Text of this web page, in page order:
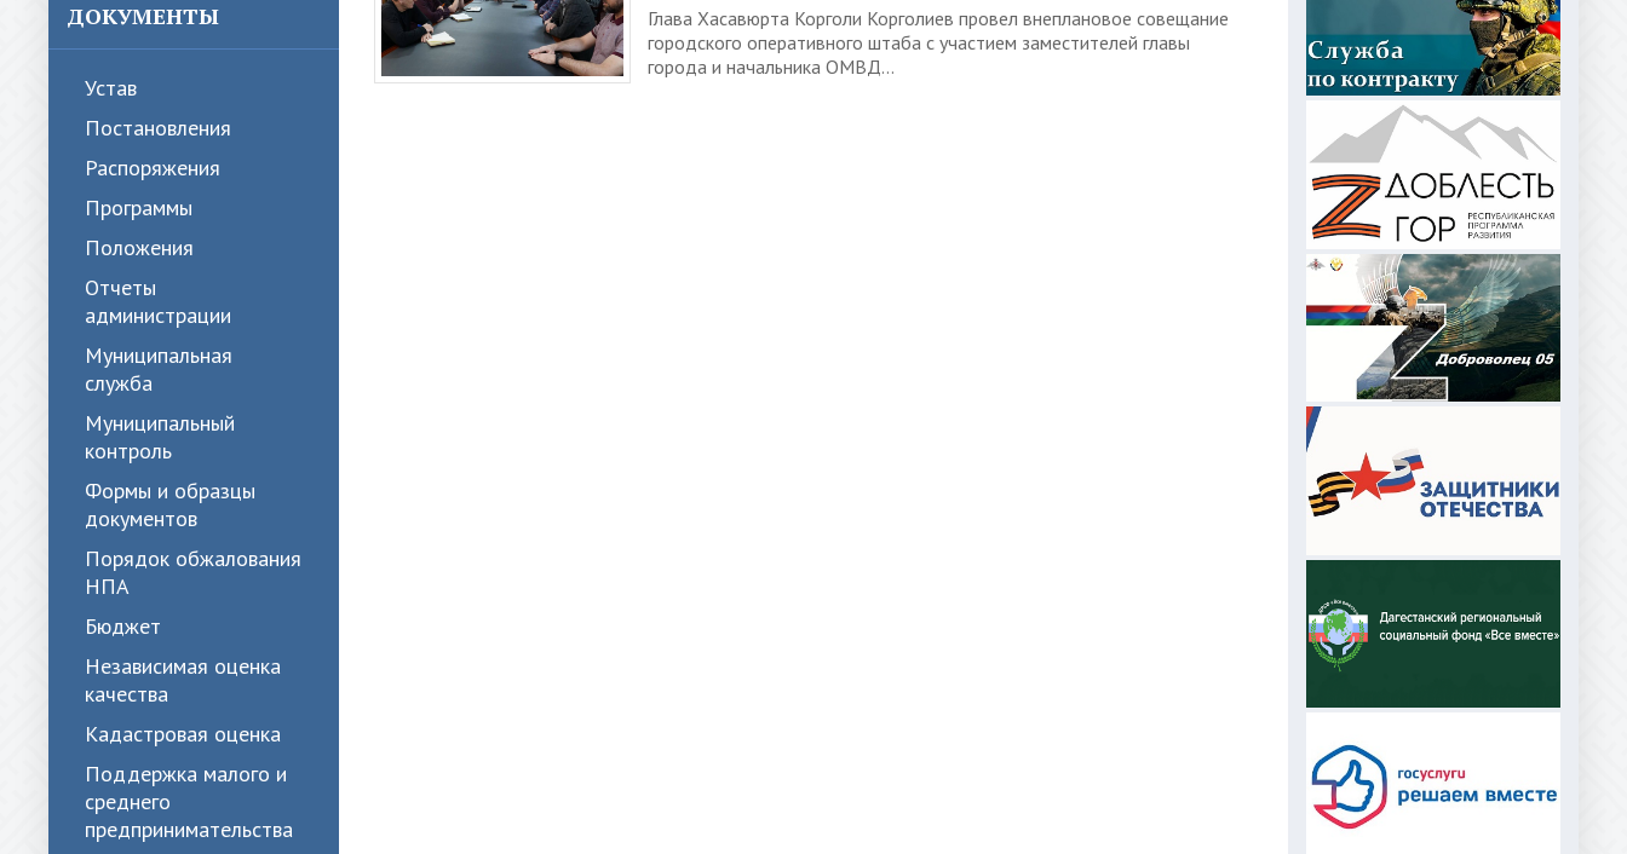
ДОКУМЕНТЫ
Устав
Постановления
Распоряжения
Программы
Положения
Отчеты
администрации
Муниципальная
служба
Муниципальный
контроль
Формы и образцы
документов
Порядок обжалования
НПА
Бюджет
Независимая оценка
качества
Кадастровая оценка
Поддержка малого и
среднего
предпринимательства
Глава Хасавюрта Корголи Корголиев провел внеплановое совещание
городского оперативного штаба с участием заместителей главы
города и начальника ОМВД...